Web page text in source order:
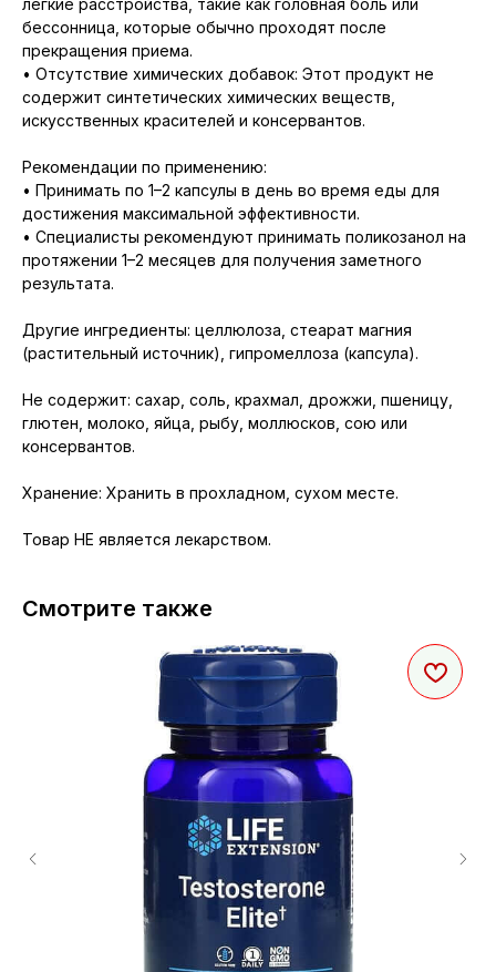
легкие расстройства, такие как головная боль или
бессонница, которые обычно проходят после
прекращения приема.
• Отсутствие химических добавок: Этот продукт не
содержит синтетических химических веществ,
искусственных красителей и консервантов.
Рекомендации по применению:
• Принимать по 1–2 капсулы в день во время еды для
достижения максимальной эффективности.
• Специалисты рекомендуют принимать поликозанол на
протяжении 1–2 месяцев для получения заметного
результата.
Другие ингредиенты: целлюлоза, стеарат магния
(растительный источник), гипромеллоза (капсула).
Не содержит: сахар, соль, крахмал, дрожжи, пшеницу,
глютен, молоко, яйца, рыбу, моллюсков, сою или
консервантов.
Хранение: Хранить в прохладном, сухом месте.
Товар НЕ является лекарством.
Смотрите также